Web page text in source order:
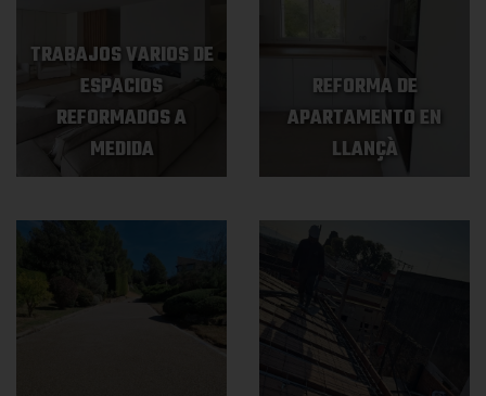
TRABAJOS VARIOS DE
ESPACIOS
REFORMADOS A
MEDIDA
REFORMA DE
APARTAMENTO EN
LLANÇÀ